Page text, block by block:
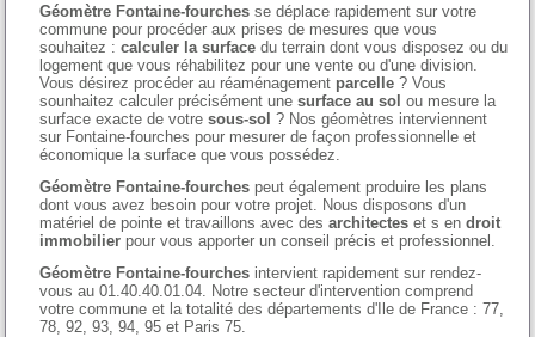
Géomètre Fontaine-fourches se déplace rapidement sur votre
commune pour procéder aux prises de mesures que vous
souhaitez :calculer la surface du terrain dont vous disposez ou du
logement que vous réhabilitez pour une vente ou d'une division.
Vous désirez procéder au réaménagement parcelle ? Vous
sounhaitez calculer précisément unesurface au sol ou mesure la
surface exacte de votresous-sol ? Nos géomètres interviennent
sur Fontaine-fourches pour mesurer de façon professionnelle et
économique la surface que vous possédez.
Géomètre Fontaine-fourches peut également produire les plans
dont vous avez besoin pour votre projet. Nous disposons d'un
matériel de pointe et travaillons avec desarchitectes et s endroit
immobilier pour vous apporter un conseil précis et professionnel.
Géomètre Fontaine-fourches intervient rapidement sur rendez-
vous au 01.40.40.01.04. Notre secteur d'intervention comprend
votre commune et la totalité des départements d'Ile de France : 77,
78, 92, 93, 94, 95 et Paris 75.